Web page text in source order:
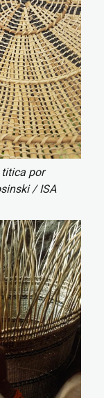
titica por
/ ISA​